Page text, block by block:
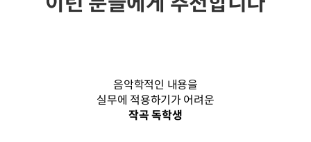
음악학적인 내용을
실무에 적용하기가 어려운
작곡 독학생